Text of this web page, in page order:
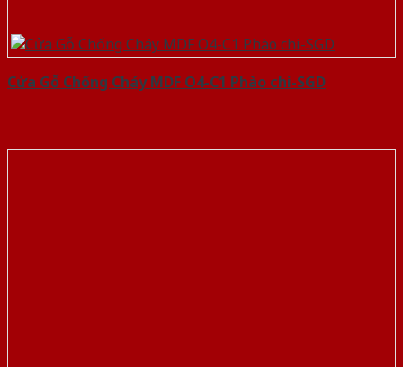
Cửa Gỗ Chống Cháy MDF O4-C1 Phào chi-SGD